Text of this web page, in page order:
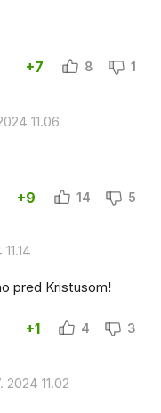
+7 8 1
11.06
+9 14 5
pred Kristusom!
+1 4 3
2024 11.02